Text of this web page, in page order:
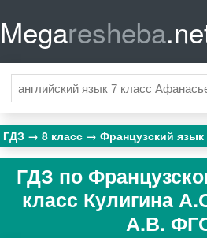
Megaresheba
ГДЗ 8 класс Французский язык
ГДЗ по
класс Кулигина
А.В.